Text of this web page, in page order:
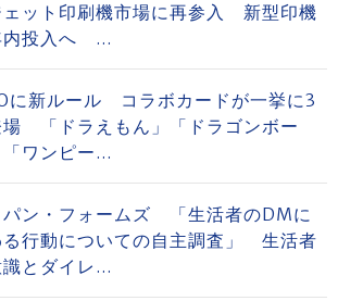
ェット印刷機市場に再参入 新型印機
内投入へ ...
に新ルール コラボカードが一挙に3
場 「ドラえもん」「ドラゴンボー
ワンピー...
パン・フォームズ 「生活者のDMに
る行動についての自主調査」 生活者
とダイレ...